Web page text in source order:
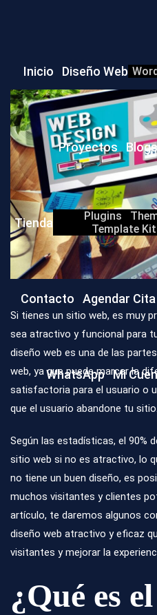
Inicio Diseño Web
Proyectos Blogs
Tienda Plugins
Template
Contacto Agendar
WhatsApp Mi
Si tienes un sitio web, es muy
sea atractivo y funcional para
diseño web es una de las
web, ya que puede marcar la
satisfactoria para el usuario o
que el usuario abandone tu sitio.
Según las estadísticas, el 90%
sitio web si no es atractivo, lo
no tiene un buen diseño, es
muchos visitantes y clientes
artículo, te daremos algunos
diseño web atractivo y eficaz
visitantes y mejorar la
¿Qué es